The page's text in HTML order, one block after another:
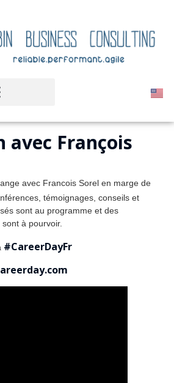
avec François
avec Francois Sorel en marge de
témoignages, conseils et
sont au programme et des
à pourvoir.
#CareerDayFr